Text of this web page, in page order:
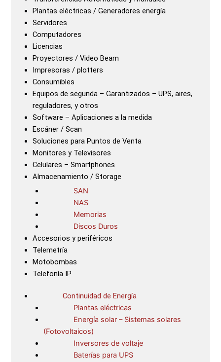
Plantas eléctricas / Generadores energía
Servidores
Computadores
Licencias
Proyectores / Video Beam
Impresoras / plotters
Consumibles
Equipos de segunda – Garantizados – UPS, aires,
reguladores, y otros
Software – Aplicaciones a la medida
Escáner / Scan
Soluciones para Puntos de Venta
Monitores y Televisores
Celulares – Smartphones
Almacenamiento / Storage
SAN
NAS
Memorias
Discos Duros
Accesorios y periféricos
Telemetría
Motobombas
Telefonía IP
Continuidad de Energía
Plantas eléctricas
Energía solar – Sistemas solares
(Fotovoltaicos)
Inversores de voltaje
Baterías para UPS